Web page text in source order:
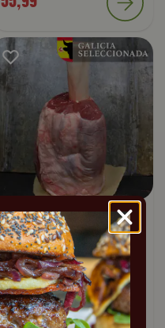
Beefhammer Rubia
Gallega
2700~2800g
Vanavond in huis